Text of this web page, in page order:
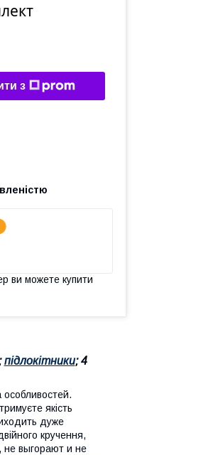
з
ви можете купити
підлокітники; 4
особливостей.
якість
дуже
кручення,
не выгорают и не